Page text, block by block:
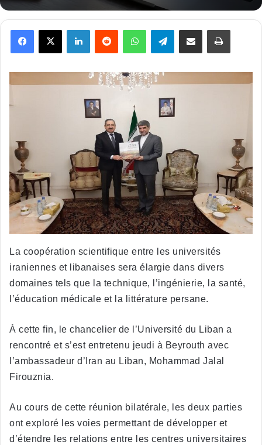
FacebookX LinkedinReddit WhatsAppTelegramPartager par email Imprimer
La coopération scientifique entre les universités
iraniennes et libanaises sera élargie dans divers
domaines tels que la technique, l’ingénierie, la santé,
l’éducation médicale et la littérature persane.
À cette fin, le chancelier de l’Université du Liban a
rencontré et s’est entretenu jeudi à Beyrouth avec
l’ambassadeur d’Iran au Liban, Mohammad Jalal
Firouznia.
Au cours de cette réunion bilatérale, les deux parties
ont exploré les voies permettant de développer et
d’étendre les relations entre les centres universitaires